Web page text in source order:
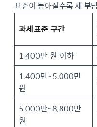
표준이 높아질수록 세 부
과세표준 구간
1,400만 원 이하
1,400만~5,000만
원
5,000만~8,800만
원